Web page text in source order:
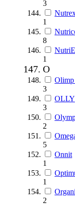
3
1
8
1
O
3
OLLY
3
2
5
Onnit
1
1
2